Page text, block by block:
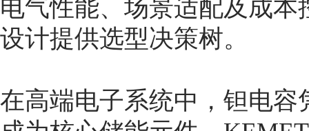
电气性能、场景适配及成
设计提供选型决策树。
在高端电子系统中，钽电容